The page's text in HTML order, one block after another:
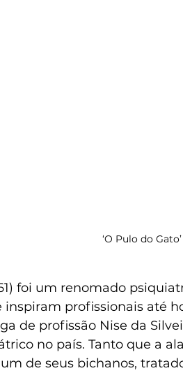
‘O Pulo do Gato’
foi um renomado
profissionais até
de profissão Nise da
no país. Tanto que a
de seus bichanos,